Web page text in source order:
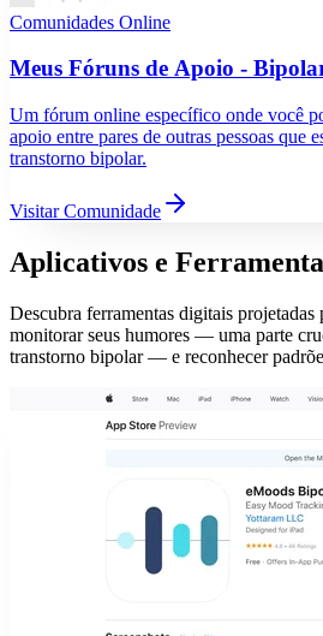
Comunidades Online
Meus Fóruns de Apoio -
Um fórum online específico onde você
apoio entre pares de outras pessoas que
transtorno bipolar.
Visitar Comunidade
Aplicativos e
Descubra ferramentas digitais projetadas
monitorar seus humores — uma parte
transtorno bipolar — e reconhecer